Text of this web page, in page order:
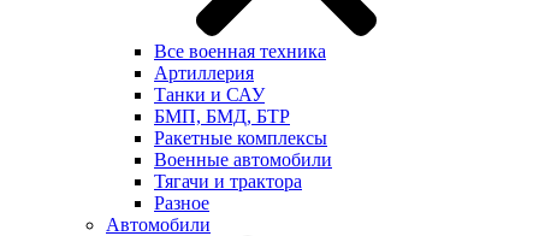
Все военная техника
Артиллерия
Танки и САУ
БМП, БМД, БТР
Ракетные комплексы
Военные автомобили
Тягачи и трактора
Разное
Автомобили